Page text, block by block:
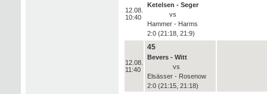
12.08.
10:40
Ketelsen - Seger
vs
Hammer - Harms
2:0 (21:18, 21:9)
12.08.
11:40
45
Bevers - Witt
vs
Elsässer - Rosenow
2:0 (21:15, 21:18)